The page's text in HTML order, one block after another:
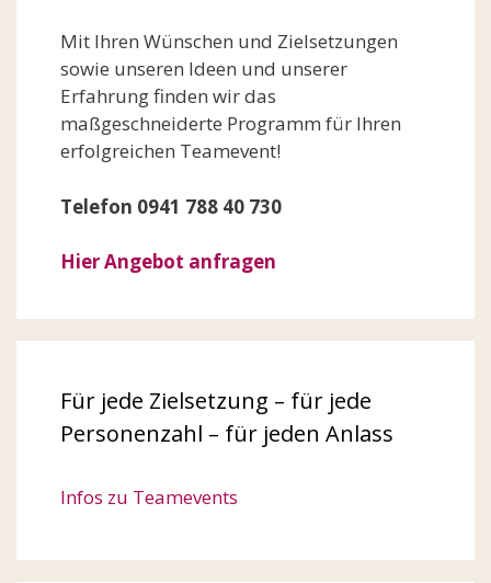
Mit Ihren Wünschen und Zielsetzungen
sowie unseren Ideen und unserer
Erfahrung finden wir das
maßgeschneiderte Programm für Ihren
erfolgreichen Teamevent!
Telefon 0941 788 40 730
Hier Angebot anfragen
Für jede Zielsetzung – für jede
Personenzahl – für jeden Anlass
Infos zu Teamevents